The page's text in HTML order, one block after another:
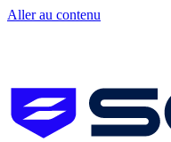
Aller au contenu